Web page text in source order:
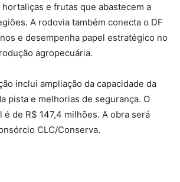
e frutas que abastecem a
A rodovia também conecta o DF
e desempenha papel estratégico no
agropecuária.
inclui ampliação da capacidade da
pista e melhorias de segurança. O
de R$ 147,4 milhões. A obra será
CLC/Conserva.